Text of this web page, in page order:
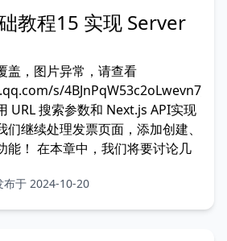
教程15 实现 Server
盖，图片异常，请查看
s/4BJnPqW53c2oLwevn7_xIA
URL 搜索参数和 Next.js API实现
继续处理发票页面，添加创建、
能！ 在本章中，我们将要讨论几
布于 2024-10-20